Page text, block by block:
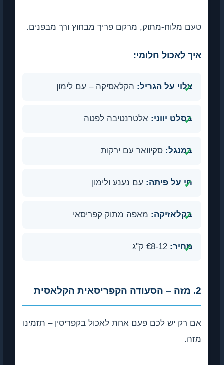
טעם מלוח-מתוק, מרקם פריך מבחוץ ורך מבפנים.
איך לאכול חלומי:
צלוי על הגריל: הקלאסיקה – עם לימון
בסלט יווני: אלטרנטיבה לפטה
במנגל: סקיוואר עם ירקות
חי על פיתה: עם נענע ולימון
בקלאזיקה: מאפה מתוק קפריסאי
מחיר: €8-12 ק"ג
2. מזה – הסעודה הקפריסאית הקלאסית
אם רק יש לכם פעם אחת לאכול בקפריסין – תזמינו
מזה.